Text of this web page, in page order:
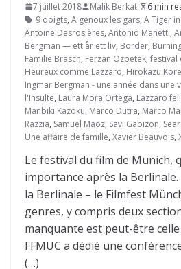
7 juillet 2018 Malik Berkati
6 min
9 doigts, A genoux les gars, A Tiger
Antoine Desrosières, Antonio Manetti,
Bergman — ett år ett liv, Border,
Familie Brasch, Ferzan Ozpetek, festival
Heureux comme Lazzaro, Hirokazu
Ingmar Bergman - une année dans une
l'Insulte, Laura Mora Ortega, Lazzaro
Manbiki Kazoku, Marco Dutra, Marco
Razzia, Samuel Maoz, Savi Gabizon,
Une affaire de famille, Xavier Beauvois,
Le festival du film de Munich,
importance après la
la Berlinale – le Filmfest
genres, y compris deux
manquante est peut-être
FFMUC a dédié une
(…)